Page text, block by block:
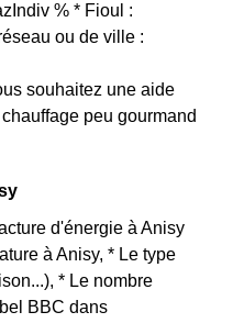
% * Fioul :
ou de ville :
souhaitez une aide
peu gourmand
d'énergie à Anisy
à Anisy, * Le type
* Le nombre
BBC dans